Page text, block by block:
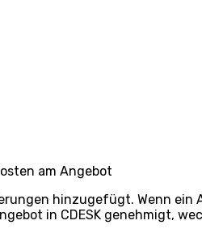
am Angebot
hinzugefügt. Wenn
in CDESK genehmigt,